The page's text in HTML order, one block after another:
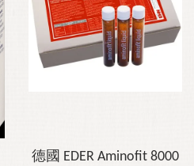
德國 EDER Aminofit 8000